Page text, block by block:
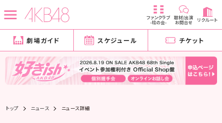
ファンクラブ
-柱の会-
取材/出演
お問合せ リクルート
劇場ガイド スケジュール チケット
トップ ニュース ニュース詳細